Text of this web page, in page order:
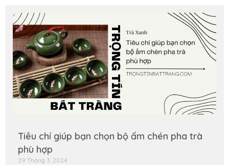
Tiêu chí giúp bạn chọn bộ ấm chén pha trà
phù hợp
29 Tháng 3, 2024